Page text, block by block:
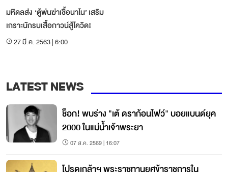
มหิดลส่ง ‘ตู้พ่นฆ่าเชื้อนาโน’ เสริม
เกราะนักรบเสื้อกาวน์สู้โควิด!
27 มี.ค. 2563 | 6:00
LATEST NEWS
ช็อก! พบร่าง "เต้ ดราก้อนไฟว์" บอยแบนด์ยุค
2000 ในแม่น้ำเจ้าพระยา
07 ส.ค. 2569 | 16:07
โปรดเกล้าฯ พระราชทานยศข้าราชการใน